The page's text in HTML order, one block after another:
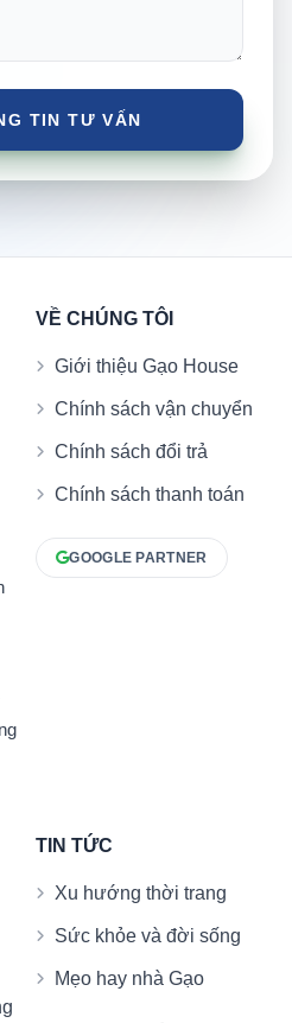
VỀ CHÚNG TÔI
Giới thiệu Gạo House
Chính sách vận chuyển
Chính sách đổi trả
Chính sách thanh toán
GOOGLE PARTNER
TIN TỨC
Xu hướng thời trang
Sức khỏe và đời sống
Mẹo hay nhà Gạo